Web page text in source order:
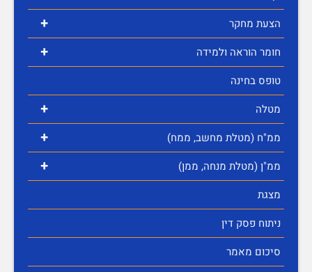
+ הצעת מחקר
+
חומר הוראה ולמידה
טופס בחינה
+ מטלה
+ ממ"ח (מטלת מחשב, ממח)
+
ממ"ן (מטלת מנחה, ממן)
מצגת
ניתוח פסק דין
סיכום מאמר